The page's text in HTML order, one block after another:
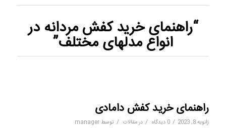
“راهنمایخرید کفش مردانهدر
انواع مدلهای مختلف”
راهنمای خرید کفش دامادی
ژانویه 8, 2023 / 0 دیدگاه / درمقالات / توسط manager